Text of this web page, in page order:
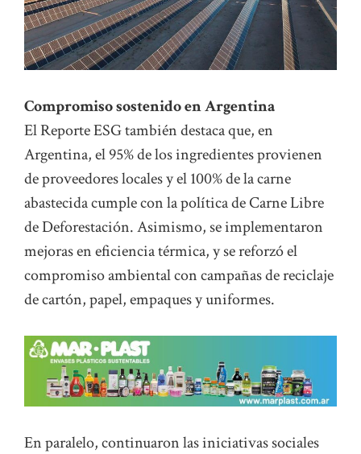
Compromiso sostenido en Argentina
El Reporte ESG también destaca que, en
Argentina, el 95% de los ingredientes provienen
de proveedores locales y el 100% de la carne
abastecida cumple con la política de Carne Libre
de Deforestación. Asimismo, se implementaron
mejoras en eficiencia térmica, y se reforzó el
compromiso ambiental con campañas de reciclaje
de cartón, papel, empaques y uniformes.
En paralelo, continuaron las iniciativas sociales